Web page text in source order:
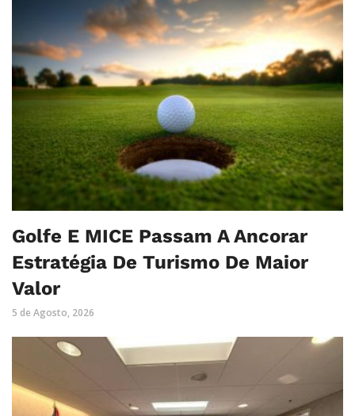
Golfe E MICE Passam A Ancorar
Estratégia De Turismo De Maior
Valor
5 de Agosto, 2026